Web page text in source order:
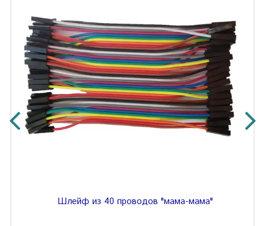
Шлейф из 40 проводов "мама-мама"